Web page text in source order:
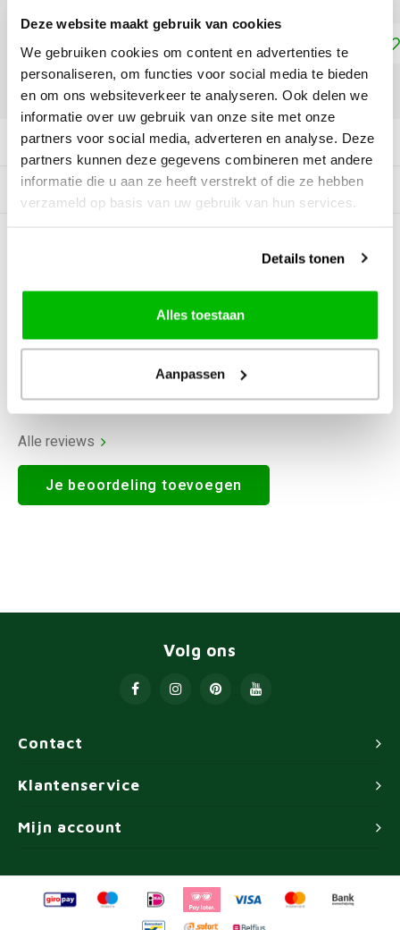
Deze website maakt gebruik van cookies
We gebruiken cookies om content en advertenties te
personaliseren, om functies voor social media te bieden
en om ons websiteverkeer te analyseren. Ook delen we
informatie over uw gebruik van onze site met onze
partners voor social media, adverteren en analyse. Deze
partners kunnen deze gegevens combineren met andere
informatie die u aan ze heeft verstrekt of die ze hebben
verzameld op basis van uw gebruik van hun services.
Details tonen
Alles toestaan
Aanpassen
Toevoegen aan winkelwagen
DELEN:
Productomschrijving
Gerelateerde producten
0Reviews
Alle reviews
Je beoordeling toevoegen
Contact
Volg ons
Klantenservice
Mijn account